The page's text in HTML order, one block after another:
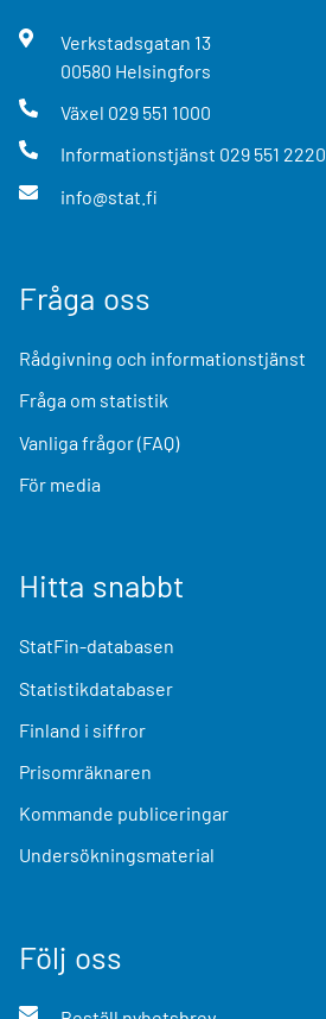
Verkstadsgatan 13
00580 Helsingfors
Växel 029 551 1000
Informationstjänst 029 551 2220
info@stat.fi
Fråga oss
Rådgivning och informationstjänst
Fråga om statistik
Vanliga frågor (FAQ)
För media
Hitta snabbt
StatFin-databasen
Statistikdatabaser
Finland i siffror
Prisomräknaren
Kommande publiceringar
Undersökningsmaterial
Följ oss